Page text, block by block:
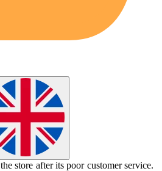
the store after its poor customer service.